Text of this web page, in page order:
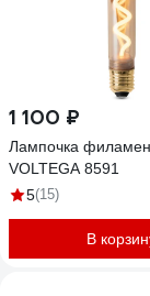
1 100 ₽
Лампочка
VOLTEGA 8591
5(15)
В